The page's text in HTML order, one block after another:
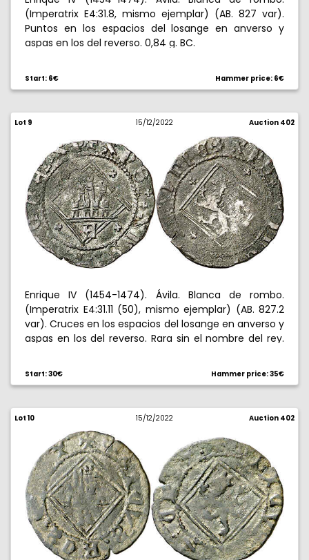
(Imperatrix E4:31.8, mismo ejemplar) (AB. 827 var).
Puntos en los espacios del losange en anverso y
aspas en los del reverso. 0,84 g. BC.
Start: 6€ Hammer price: 6€
Lot 9 15/12/2022 Auction 402
Enrique IV (1454-1474). Ávila. Blanca de rombo.
(Imperatrix E4:31.11 (50), mismo ejemplar) (AB. 827.2
var). Cruces en los espacios del losange en anverso y
aspas en los del reverso. Rara sin el nombre del rey.
Start: 30€ Hammer price: 35€
Lot 10 15/12/2022 Auction 402